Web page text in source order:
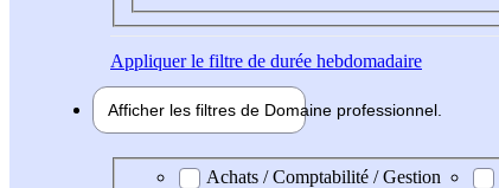
Appliquerle filtre de durée hebdomadaire
Afficher les filtres de Domaine professionnel
Domaine professionel
Achats / Comptabilité / Gestion